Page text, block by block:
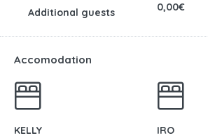
0,00€
Accomodation
KELLY
IRO